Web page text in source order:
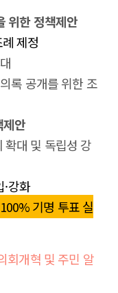
위한 정책제안
제정
록 공개를 위한 조
제안
확대 및 독립성 강
강화
기명 투표 실
회개혁 및 주민 알